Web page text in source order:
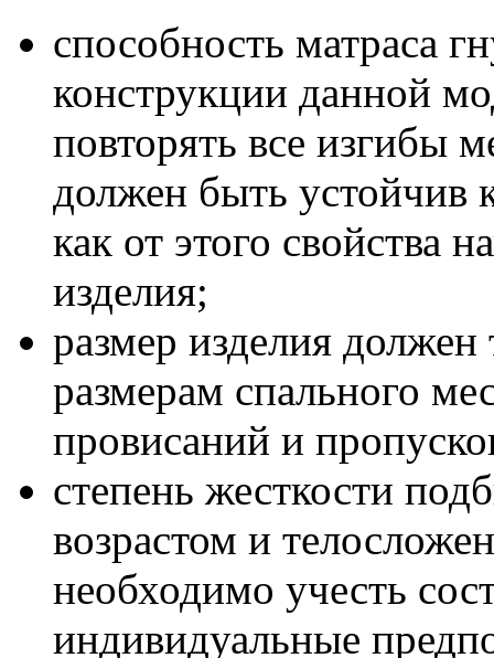
способность матраса
конструкции данной
повторять все изгибы
должен быть устойчив
как от этого свойства
изделия;
размер изделия должен
размерам спального
провисаний и
степень жесткости
возрастом и
необходимо учесть
индивидуальные